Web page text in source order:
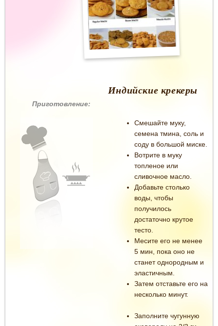
Индийские крекеры
Приготовление:
Смешайте муку,
семена тмина, соль и
соду в большой миске.
Вотрите в муку
топленое или
сливочное масло.
Добавьте столько
воды, чтобы
получилось
достаточно крутое
тесто.
Месите его не менее
5 мин, пока оно не
станет однородным и
эластичным.
Затем отставьте его на
несколько минут.
Заполните чугунную